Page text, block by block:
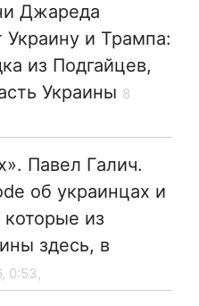
Джареда
и Трампа:
из Подгайцев,
Украины 8
Павел Галич.
об украинцах и
которые из
здесь, в
0:53,